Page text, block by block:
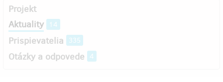
Projekt
Aktuality
14
Prispievatelia 335
Otázky a odpovede 4